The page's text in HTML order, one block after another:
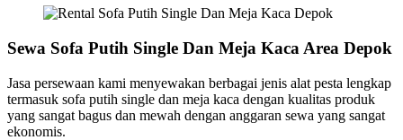
Sewa Sofa Putih Single Dan Meja Kaca Area Depok
Jasa persewaan kami menyewakan berbagai jenis alat pesta lengkap
termasuk sofa putih single dan meja kaca dengan kualitas produk
yang sangat bagus dan mewah dengan anggaran sewa yang sangat
ekonomis.